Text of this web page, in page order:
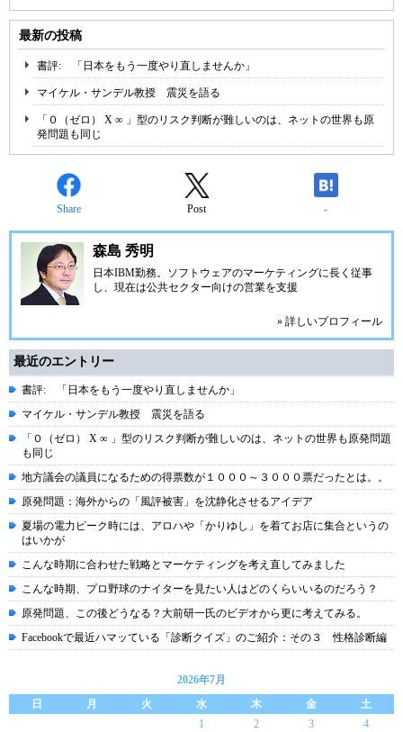
最新の投稿
書評: 「日本をもう一度やり直しませんか」
マイケル・サンデル教授 震災を語る
「０（ゼロ） X ∞ 」型のリスク判断が難しいのは、ネットの世界も原
発問題も同じ
Share Post -
森島 秀明
日本IBM勤務。ソフトウェアのマーケティングに長く従事
し、現在は公共セクター向けの営業を支援
» 詳しいプロフィール
最近のエントリー
書評: 「日本をもう一度やり直しませんか」
マイケル・サンデル教授 震災を語る
「０（ゼロ） X ∞ 」型のリスク判断が難しいのは、ネットの世界も原発問題
も同じ
地方議会の議員になるための得票数が１０００～３０００票だったとは。。
原発問題：海外からの「風評被害」を沈静化させるアイデア
夏場の電力ピーク時には、アロハや「かりゆし」を着てお店に集合というの
はいかが
こんな時期に合わせた戦略とマーケティングを考え直してみました
こんな時期、プロ野球のナイターを見たい人はどのくらいいるのだろう？
原発問題、この後どうなる？大前研一氏のビデオから更に考えてみる。
Facebookで最近ハマッている「診断クイズ」のご紹介：その３ 性格診断編
2026年7月
日
月 火 水 木 金
土
1
2 3
4